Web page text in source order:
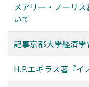
メアリー・ノーリ
いて
記事京都大學經濟學
H.P.エギラス著『イ